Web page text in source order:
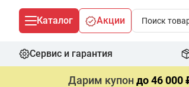
Каталог Акции
Сервис и гарантия
Дарим купондо 46 000